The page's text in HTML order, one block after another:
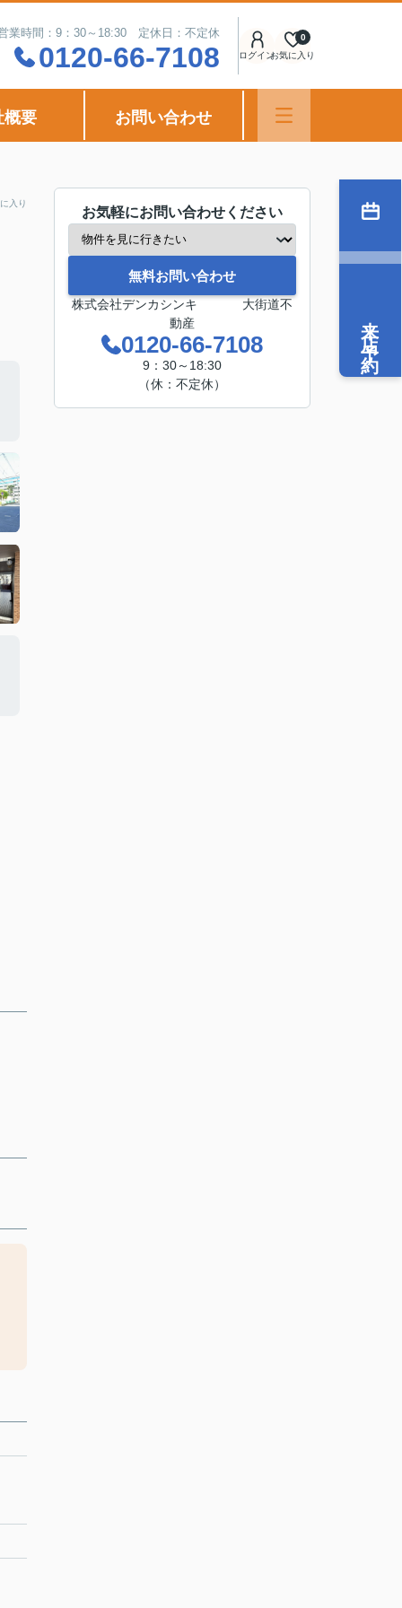
業時間：9：30～18:30 定休日：不定休
0120-66-7108 ログインお気に入り
0
概要 お問い合わせ
入り
お気軽にお問い合わせください
無料お問い合わせ
株式会社デンカシンキ 大街道不
動産
0120-66-7108
9：30～18:30
（休：不定休）
来店予約